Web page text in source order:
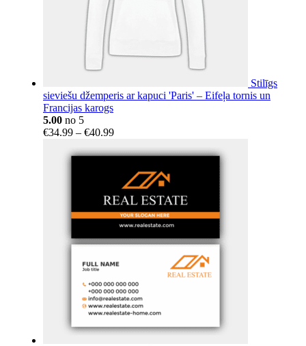
Stilīgs
sieviešu džemperis ar kapuci 'Paris' – Eifeļa tornis un
Francijas karogs
5.00 no 5
€34.99 – €40.99Price
€34.99
through
€40.99